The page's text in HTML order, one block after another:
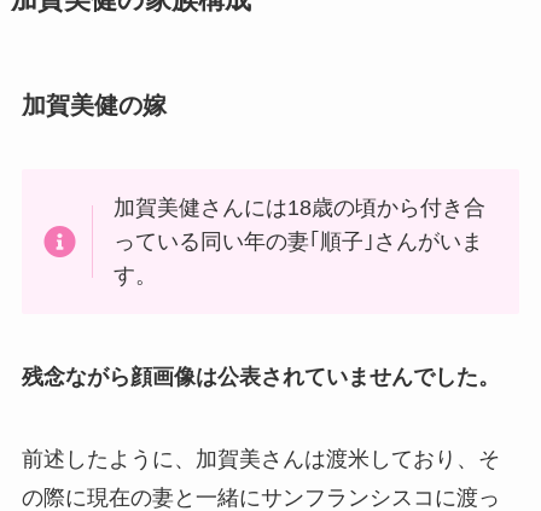
加賀美健の嫁
加賀美健さんには18歳の頃から付き合
っている同い年の妻｢順子｣さんがいま
す。
残念ながら顔画像は公表されていませんでした。
前述したように、加賀美さんは渡米しており、そ
の際に現在の妻と一緒にサンフランシスコに渡っ